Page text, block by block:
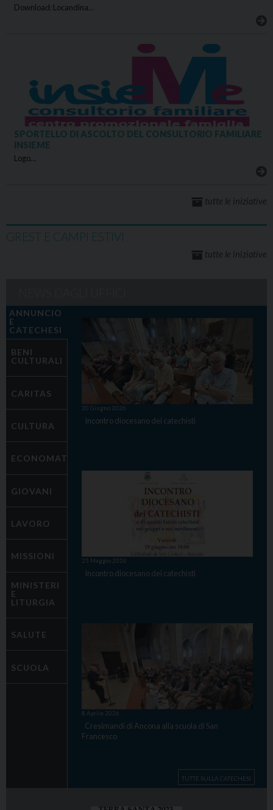
Download: Locandina…
SPORTELLO DI ASCOLTO DEL CONSULTORIO FAMILIARE
INSIEME
Logo…
tutte le iniziative
GREST E CAMPI ESTIVI
tutte le iniziative
ANNUNCIO
E
CATECHESI
BENI
CULTURALI
CARITAS
CULTURA
ECONOMATO
GIOVANI
LAVORO
MISSIONI
MINISTERI
E
LITURGIA
SALUTE
SCUOLA
20 Giugno 2026
Incontro diocesano dei catechisti
25 Maggio 2026
Incontro diocesano dei catechisti
8 Aprile 2026
Cresimandi di Ancona alla scuola di San
Francesco
TUTTE SULLA CATECHESI